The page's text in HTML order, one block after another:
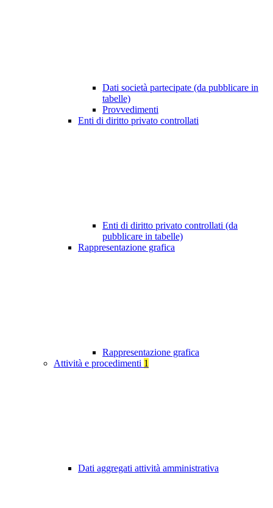
Dati società partecipate (da pubblicare in
tabelle)
Provvedimenti
Enti di diritto privato controllati
Enti di diritto privato controllati (da
pubblicare in tabelle)
Rappresentazione grafica
Rappresentazione grafica
Attività e procedimenti 1
Dati aggregati attività amministrativa